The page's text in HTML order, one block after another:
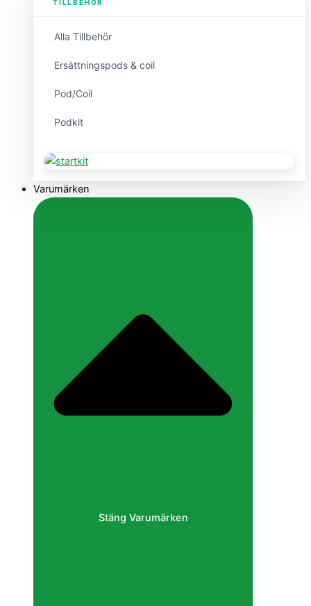
TILLBEHÖR
Alla Tillbehör
Ersättningspods & coil
Pod/Coil
Podkit
Varumärken
Stäng Varumärken